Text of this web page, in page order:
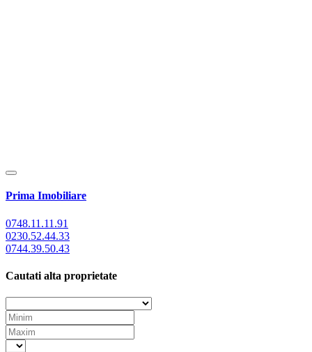
Prima Imobiliare
0748.11.11.91
0230.52.44.33
0744.39.50.43
Cautati alta proprietate